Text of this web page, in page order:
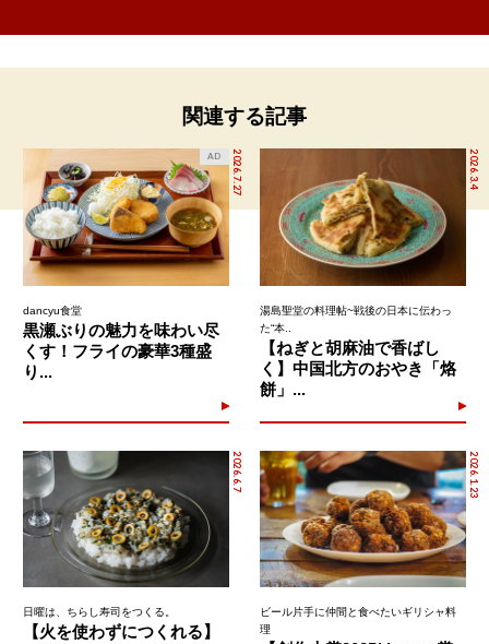
関連する記事
2026.7.27
AD
dancyu食堂
黒瀬ぶりの魅力を味わい尽
くす！フライの豪華3種盛
り...
2026.3.4
湯島聖堂の料理帖~戦後の日本に伝わっ
た“本..
【ねぎと胡麻油で香ばし
く】中国北方のおやき「烙
餅」...
2026.6.7
日曜は、ちらし寿司をつくる。
【火を使わずにつくれる】
2026.1.23
ビール片手に仲間と食べたいギリシャ料
理